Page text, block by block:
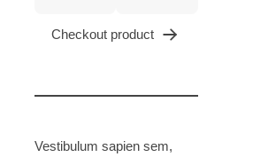
Checkout product
Vestibulum sapien sem,